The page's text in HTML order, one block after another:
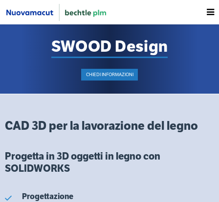
SWOOD Design
CHIEDI INFORMAZIONI
CAD 3D per la lavorazione del legno
Progetta in 3D oggetti in legno con
SOLIDWORKS
Progettazione